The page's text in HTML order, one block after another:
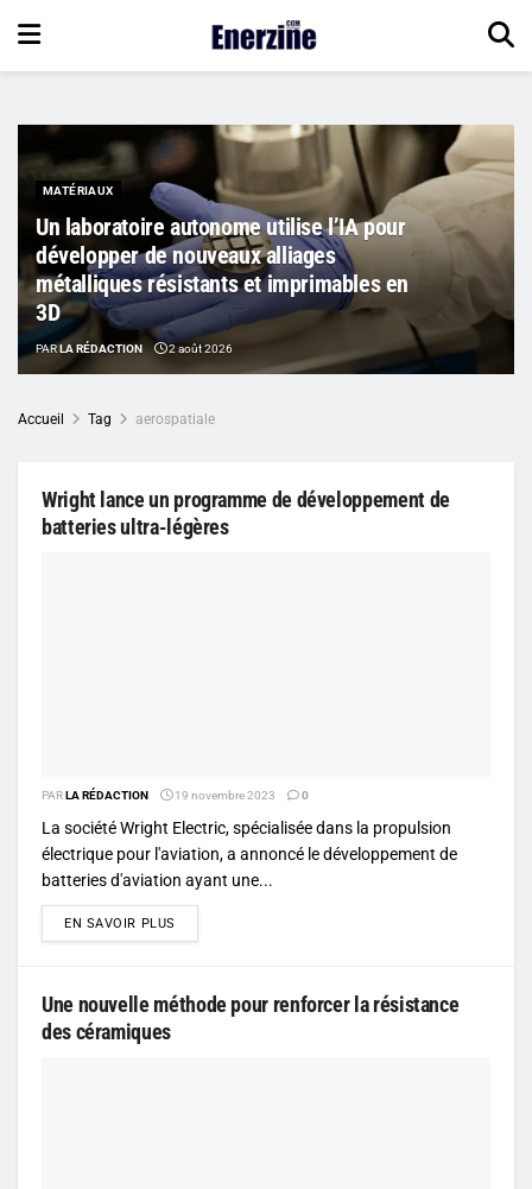
MATÉRIAUX
Un laboratoire autonome utilise l’IA pour
développer de nouveaux alliages
métalliques résistants et imprimables en
3D
PARLA RÉDACTION 2 août 2026
Accueil Tag aerospatiale
Wright lance un programme de développement de
batteries ultra-légères
PARLA RÉDACTION 19 novembre 2023 0
La société Wright Electric, spécialisée dans la propulsion
électrique pour l'aviation, a annoncé le développement de
batteries d'aviation ayant une...
EN SAVOIR PLUS
Une nouvelle méthode pour renforcer la résistance
des céramiques